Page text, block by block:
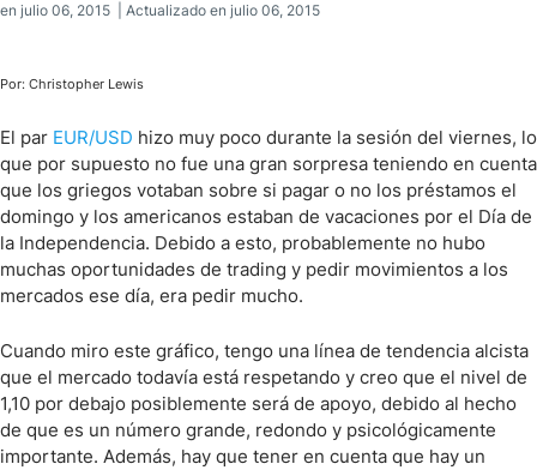
en julio 06, 2015 | Actualizado en julio 06, 2015
Por: Christopher Lewis
El par EUR/USD hizo muy poco durante la sesión del viernes, lo
que por supuesto no fue una gran sorpresa teniendo en cuenta
que los griegos votaban sobre si pagar o no los préstamos el
domingo y los americanos estaban de vacaciones por el Día de
la Independencia. Debido a esto, probablemente no hubo
muchas oportunidades de trading y pedir movimientos a los
mercados ese día, era pedir mucho.
Cuando miro este gráfico, tengo una línea de tendencia alcista
que el mercado todavía está respetando y creo que el nivel de
1,10 por debajo posiblemente será de apoyo, debido al hecho
de que es un número grande, redondo y psicológicamente
importante. Además, hay que tener en cuenta que hay un